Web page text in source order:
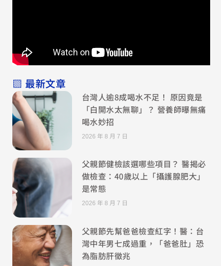
▧ 最新文章
台灣人逾8成喝水不足！ 原因竟是
「白開水太無聊」？ 營養師曝無痛
喝水妙招
2026 年 8 月 7 日
父親節健檢該選哪些項目？ 醫揭必
做檢查：40歲以上「攝護腺肥大」
是常態
2026 年 8 月 7 日
父親節先幫爸爸檢查紅字！醫：台
灣中年男七成過重，「爸爸肚」恐
為脂肪肝徵兆